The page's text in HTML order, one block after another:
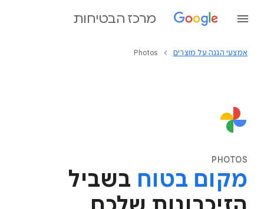
מרכז הבטיחות
אמצעי הגנה על מוצרים Photos
PHOTOS
מקום בטוח בשביל